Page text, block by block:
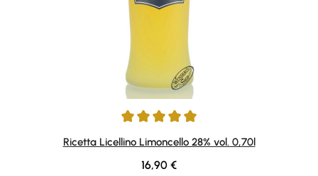
Durchschnittliche Bewertung von 5 von 5 Sternen
Ricetta Licellino Limoncello 28% vol. 0,70l
Regulärer Preis:
16,90 €